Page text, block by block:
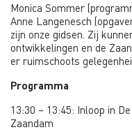
Monica Sommer
Anne Langenesch
zijn onze gidsen. Zij
ontwikkelingen en de
er ruimschoots
Programma
13:30 – 13:45: Inloop in
Zaandam